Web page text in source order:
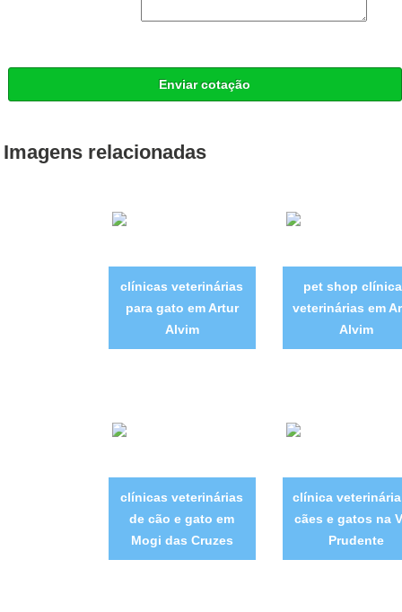
Enviar cotação
Imagens relacionadas
clínicas veterinárias
para gato em Artur
Alvim
pet shop
veterinárias em
Alvim
clínicas veterinárias
de cão e gato em
Mogi das Cruzes
clínica
cães e gatos na
Prudente